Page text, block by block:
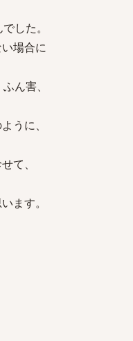
した。
場合に
ん害、
うに、
て、
ます。